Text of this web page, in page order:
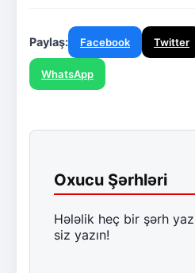
Paylaş: Facebook Twitter
WhatsApp
Oxucu Şərhləri
Hələlik heç bir şərh
siz yazın!